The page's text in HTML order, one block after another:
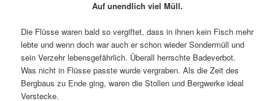
Auf unendlich viel Müll.
Die Flüsse waren bald so vergiftet, dass in ihnen kein Fisch mehr
lebte und wenn doch war auch er schon wieder Sondermüll und
sein Verzehr lebensgefährlich. Überall herrschte Badeverbot.
Was nicht in Flüsse passte wurde vergraben. Als die Zeit des
Bergbaus zu Ende ging, waren die Stollen und Bergwerke ideal
Verstecke.